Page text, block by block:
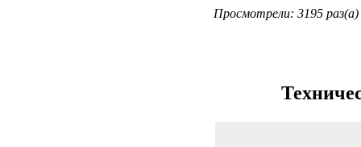
Просмотрели: 3195 раз(а)